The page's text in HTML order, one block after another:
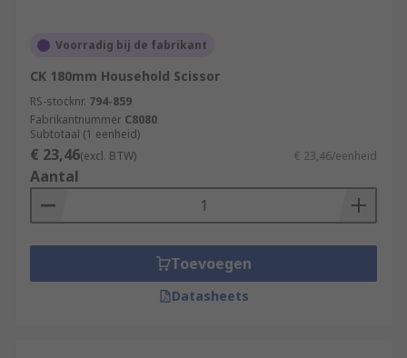
Voorradig bij de fabrikant
CK 180mm Household Scissor
RS-stocknr. 794-859
Fabrikantnummer C8080
Subtotaal (1 eenheid)
€ 23,46(excl. BTW) € 23,46/eenheid
Aantal
Toevoegen
Datasheets